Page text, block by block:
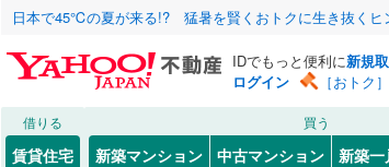
日本で45℃の夏が来る!? 猛暑を賢くおトクに生き抜くヒ
IDでもっと便利に新規
ログイン
［おトク
借りる
賃貸住宅
買う
新築マンション 中古マンション 新築一